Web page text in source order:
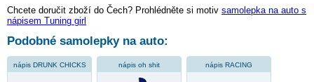
Chcete doručit zboží do Čech? Prohlédněte si motiv samolepka na auto s
nápisem Tuning girl
Podobné samolepky na auto:
nápis DRUNK CHICKS nápis oh shit nápis RACING